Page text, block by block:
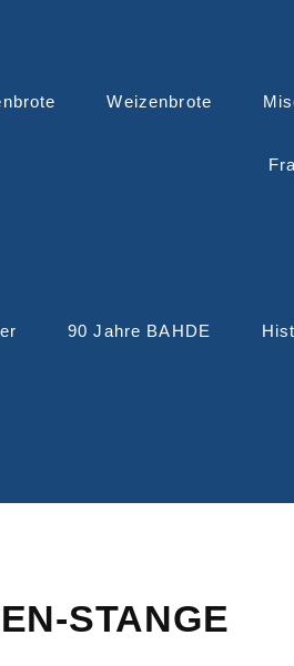
Weizenbrote
90 Jahre BAHDE
STANGE